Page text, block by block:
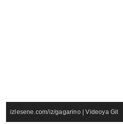
izlesene.com/iz/gagarino Videoya Git